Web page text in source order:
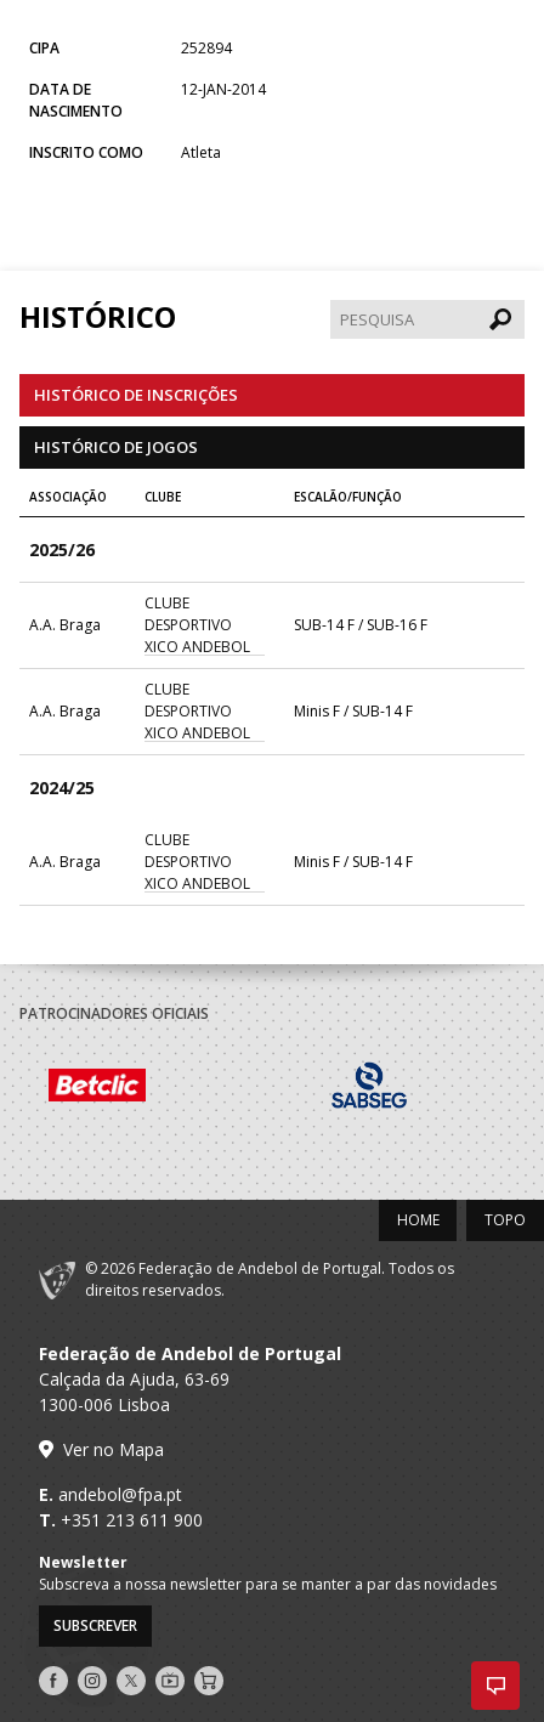
CIPA
252894
DATA DE
NASCIMENTO
12-JAN-2014
INSCRITO COMO Atleta
HISTÓRICO
HISTÓRICO DE INSCRIÇÕES
HISTÓRICO DE JOGOS
ASSOCIAÇÃO CLUBE ESCALÃO/FUNÇÃO
2025/26
A.A. Braga
CLUBE
DESPORTIVO
XICO ANDEBOL
SUB-14 F / SUB-16 F
A.A. Braga
CLUBE
DESPORTIVO
XICO ANDEBOL
Minis F / SUB-14 F
2024/25
A.A. Braga
CLUBE
DESPORTIVO
XICO ANDEBOL
Minis F / SUB-14 F
PATROCINADORES OFICIAIS
TOPO
HOME
© 2026 Federação de Andebol de Portugal. Todos os
direitos reservados.
Federação de Andebol de Portugal
Calçada da Ajuda, 63-69
1300-006 Lisboa
Ver no Mapa
E. andebol@fpa.pt
T. +351 213 611 900
Newsletter
Subscreva a nossa newsletter para se manter a par das novidades
SUBSCREVER
Siga- Siga- Siga- AndebolTV
Loja